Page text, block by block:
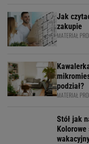
Jak
zakupie
MATERIAŁ
podział?
MATERIAŁ
Stół jak
Kolorowe